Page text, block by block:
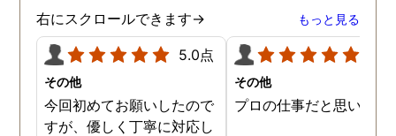
拠の映像もとても鮮明で
っかり証拠を獲得するこ
ができ、とてもありがた
ったです。 その後のフ
ーも含めですが、相談さ
ていただくと親身に相談
右にスクロールできます→ もっと見る
5.0点
その他
今回初めてお願いしたので
すが、優しく丁寧に対応し
その他
プロの仕事だと思います